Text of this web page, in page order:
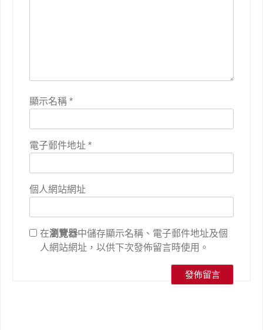
顯示名稱 *
電子郵件地址 *
個人網站網址
在瀏覽器中儲存顯示名稱、電子郵件地址及個
人網站網址，以供下次發佈留言時使用。